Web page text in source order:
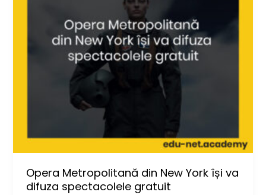
Opera Metropolitană din New York își va
difuza spectacolele gratuit